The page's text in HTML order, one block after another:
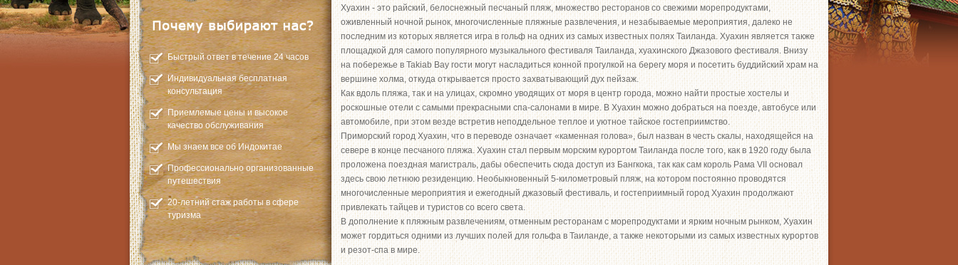
Быстрый ответ в течение 24 часов
Индивидуальная бесплатная
консультация
Приемлемые цены и высокое
качество обслуживания
Мы знаем все об Индокитае
Профессионально организованные
путешествия
20-летний стаж работы в сфере
туризма
Хуахин - это райский, белоснежный песчаный пляж, множество ресторанов со свежими морепродуктами,
оживленный ночной рынок, многочисленные пляжные развлечения, и незабываемые мероприятия, далеко не
последним из которых является игра в гольф на одних из самых известных полях Таиланда. Хуахин является также
площадкой для самого популярного музыкального фестиваля Таиланда, хуахинского Джазового фестиваля. Внизу
на побережье в Takiab Bay гости могут насладиться конной прогулкой на берегу моря и посетить буддийский храм на
вершине холма, откуда открывается просто захватывающий дух пейзаж.
Как вдоль пляжа, так и на улицах, скромно уводящих от моря в центр города, можно найти простые хостелы и
роскошные отели с самыми прекрасными спа-салонами в мире. В Хуахин можно добраться на поезде, автобусе или
автомобиле, при этом везде встретив неподдельное теплое и уютное тайское гостеприимство.
Приморский город Хуахин, что в переводе означает «каменная голова», был назван в честь скалы, находящейся на
севере в конце песчаного пляжа. Хуахин стал первым морским курортом Таиланда после того, как в 1920 году была
проложена поездная магистраль, дабы обеспечить сюда доступ из Бангкока, так как сам король Рама VII основал
здесь свою летнюю резиденцию. Необыкновенный 5-километровый пляж, на котором постоянно проводятся
многочисленные мероприятия и ежегодный джазовый фестиваль, и гостеприимный город Хуахин продолжают
привлекать тайцев и туристов со всего света.
В дополнение к пляжным развлечениям, отменным ресторанам с морепродуктами и ярким ночным рынком, Хуахин
может гордиться одними из лучших полей для гольфа в Таиланде, а также некоторыми из самых известных курортов
и резот-спа в мире.